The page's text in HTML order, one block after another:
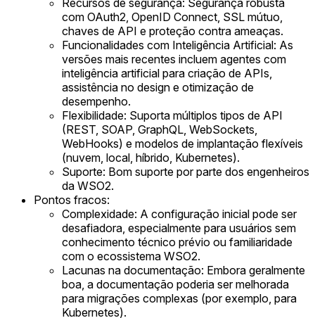
com OAuth2, OpenID Connect, SSL mútuo,
chaves de API e proteção contra ameaças.
Funcionalidades com Inteligência Artificial: As
versões mais recentes incluem agentes com
inteligência artificial para criação de APIs,
assistência no design e otimização de
desempenho.
Flexibilidade: Suporta múltiplos tipos de API
(REST, SOAP, GraphQL, WebSockets,
WebHooks) e modelos de implantação flexíveis
(nuvem, local, híbrido, Kubernetes).
Suporte: Bom suporte por parte dos engenheiros
da WSO2.
Pontos fracos:
Complexidade: A configuração inicial pode ser
desafiadora, especialmente para usuários sem
conhecimento técnico prévio ou familiaridade
com o ecossistema WSO2.
Lacunas na documentação: Embora geralmente
boa, a documentação poderia ser melhorada
para migrações complexas (por exemplo, para
Kubernetes).